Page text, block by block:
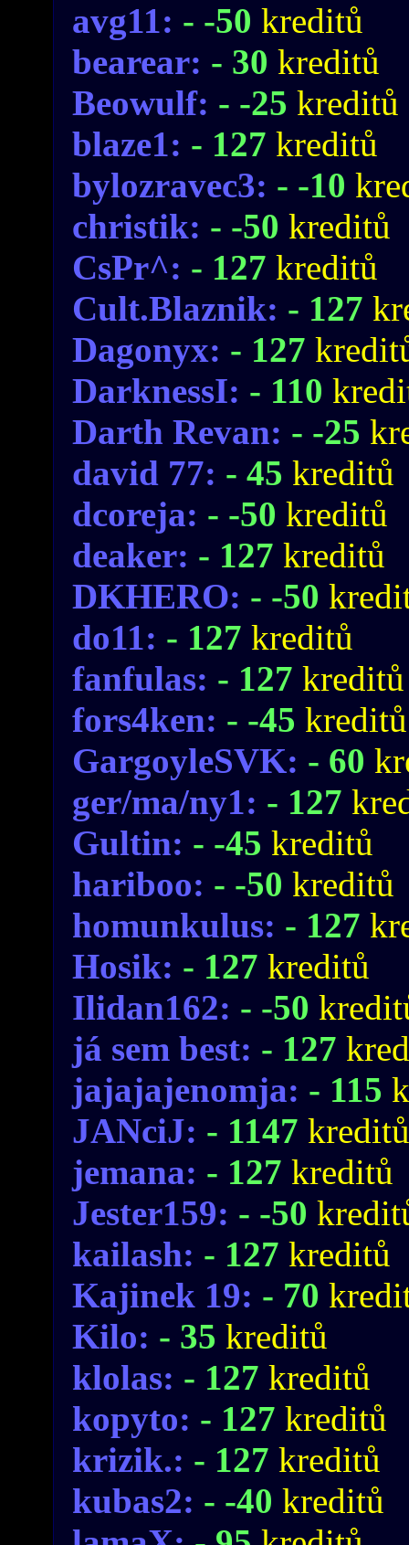
avg11: - -50 kreditů
bearear: - 30 kreditů
Beowulf: - -25 kreditů
blaze1: - 127 kreditů
bylozravec3: - -10
christik: - -50 kreditů
CsPr^: - 127 kreditů
Cult.Blaznik: - 127
Dagonyx: - 127
DarknessI: - 110
Darth Revan: - -25
david 77: - 45 kreditů
dcoreja: - -50 kreditů
deaker: - 127 kreditů
DKHERO: - -50
do11: - 127 kreditů
fanfulas: - 127 kreditů
fors4ken: - -45 kreditů
GargoyleSVK: - 60
ger/ma/ny1: - 127
Gultin: - -45 kreditů
hariboo: - -50 kreditů
homunkulus: - 127
Hosik: - 127 kreditů
Ilidan162: - -50
já sem best: - 127
jajajajenomja: - 115
JANciJ: - 1147 kreditů
jemana: - 127 kreditů
Jester159: - -50
kailash: - 127 kreditů
Kajinek 19: - 70
Kilo: - 35 kreditů
klolas: - 127 kreditů
kopyto: - 127 kreditů
krizik.: - 127 kreditů
kubas2: - -40 kreditů